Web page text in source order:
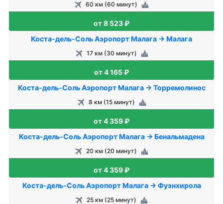
60 км (60 минут)
от 8 523 ₽
Коста-дель-Соль Аэропорт Малага → Малага
17 км (30 минут)
от 4 165 ₽
Коста-дель-Соль Аэропорт Малага → Торремолинос
8 км (15 минут)
от 4 359 ₽
Коста-дель-Соль Аэропорт Малага → Бенальмадена
20 км (20 минут)
от 4 359 ₽
Коста-дель-Соль Аэропорт Малага → Фуэнхирола
25 км (25 минут)